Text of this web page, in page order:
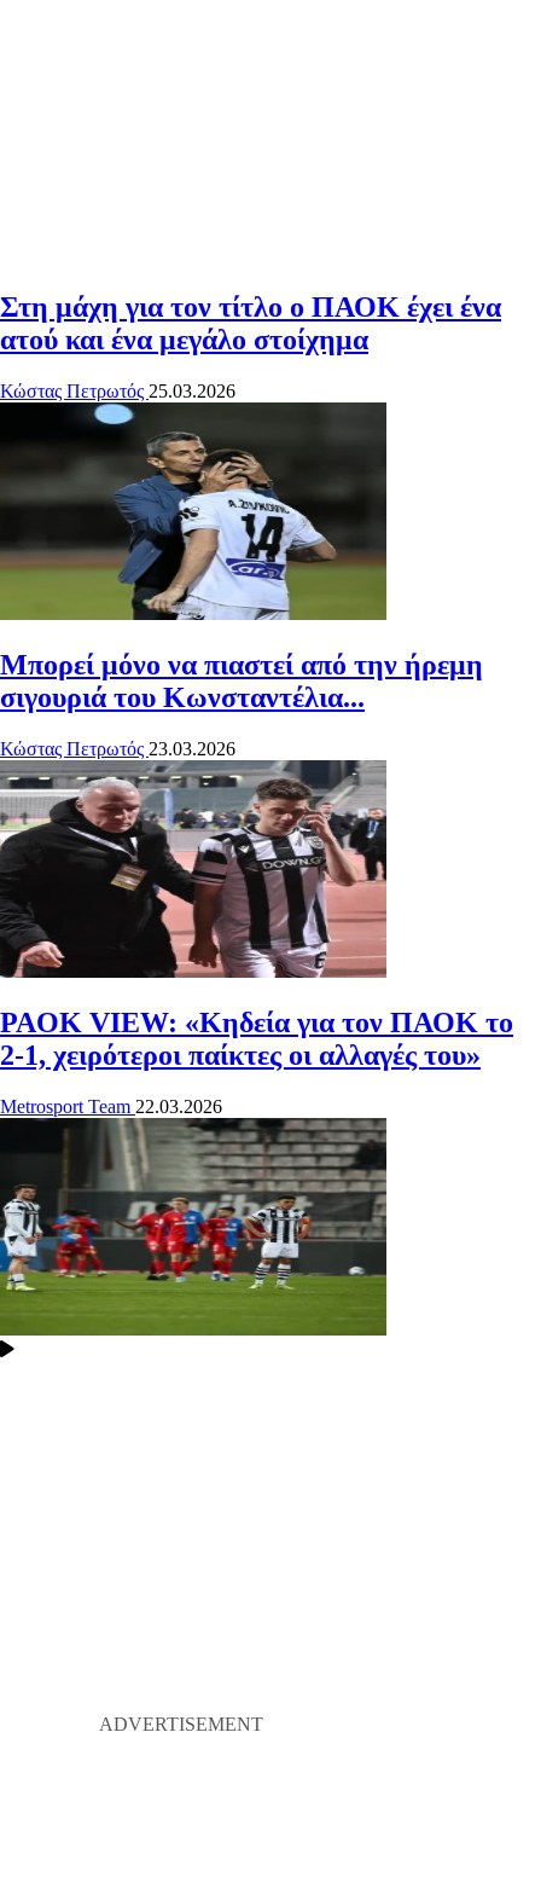
Στη μάχη για τον τίτλο ο ΠΑΟΚ έχει ένα
ατού και ένα μεγάλο στοίχημα
Κώστας Πετρωτός 25.03.2026
Μπορεί μόνο να πιαστεί από την ήρεμη
σιγουριά του Κωνσταντέλια...
Κώστας Πετρωτός 23.03.2026
PAOK VIEW: «Κηδεία για τον ΠΑΟΚ το
2-1, χειρότεροι παίκτες οι αλλαγές του»
Metrosport Team 22.03.2026